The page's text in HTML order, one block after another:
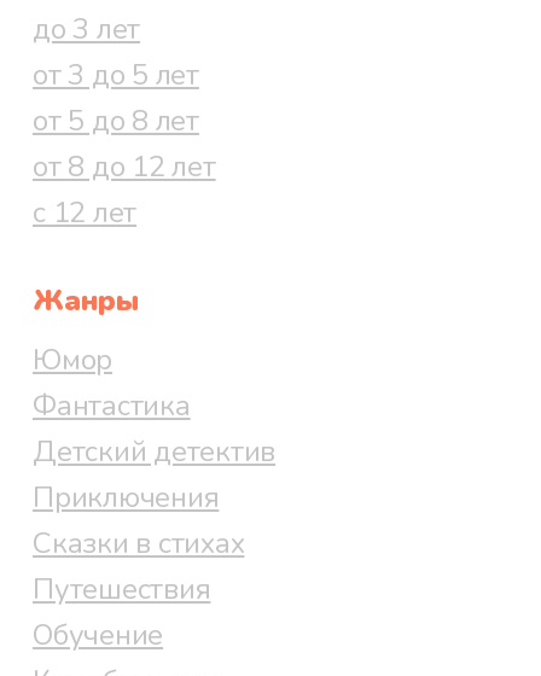
до 3 лет
от 3 до 5 лет
от 5 до 8 лет
от 8 до 12 лет
с 12 лет
Жанры
Юмор
Фантастика
Детский детектив
Приключения
Сказки в стихах
Путешествия
Обучение